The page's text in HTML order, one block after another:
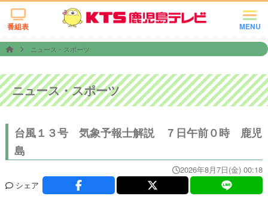
MENU
番組表
ニュース・スポーツ
ニュース・スポーツ
台風１３号 気象予報士解説 ７日午前０時 鹿児
島
2026年8月7日(金) 00:18
シェア